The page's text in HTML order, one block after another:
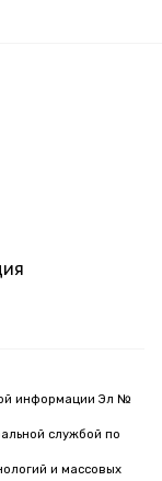
информации Эл №
службой по
и массовых